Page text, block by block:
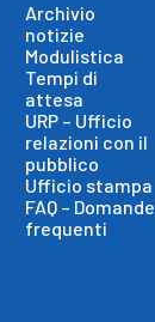
Archivio
notizie
Modulistica
Tempi di
attesa
URP – Ufficio
relazioni con il
pubblico
Ufficio stampa
FAQ – Domande
frequenti